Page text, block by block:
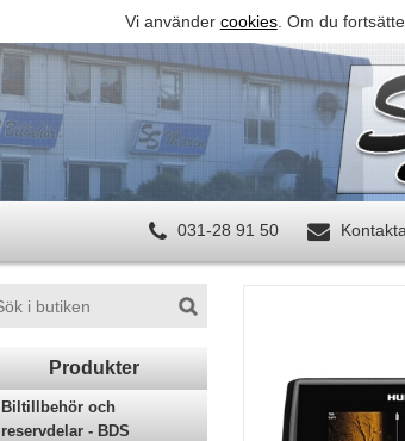
Vi använder cookies. Om du
031-28 91 50
Biltillbehör och
reservdelar - BDS